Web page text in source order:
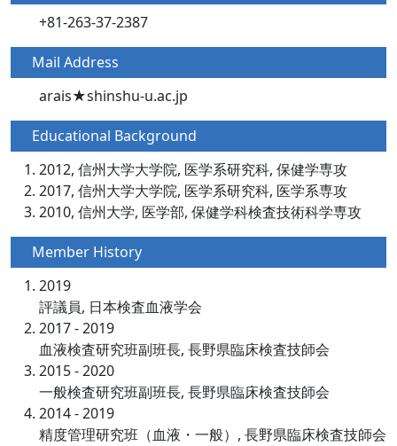
+81-263-37-2387
Mail Address
arais★shinshu-u.ac.jp
Educational Background
2012, 信州大学大学院, 医学系研究科, 保健学専攻
2017, 信州大学大学院, 医学系研究科, 医学系専攻
2010, 信州大学, 医学部, 保健学科検査技術科学専攻
Member History
2019
評議員, 日本検査血液学会
2017 - 2019
血液検査研究班副班長, 長野県臨床検査技師会
2015 - 2020
一般検査研究班副班長, 長野県臨床検査技師会
2014 - 2019
精度管理研究班（血液・一般）, 長野県臨床検査技師会